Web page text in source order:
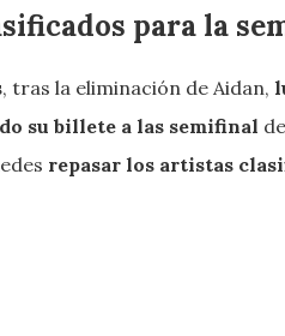
para la
, tras la eliminación de Aidan,
su billete a las semifinal
repasar los artistas